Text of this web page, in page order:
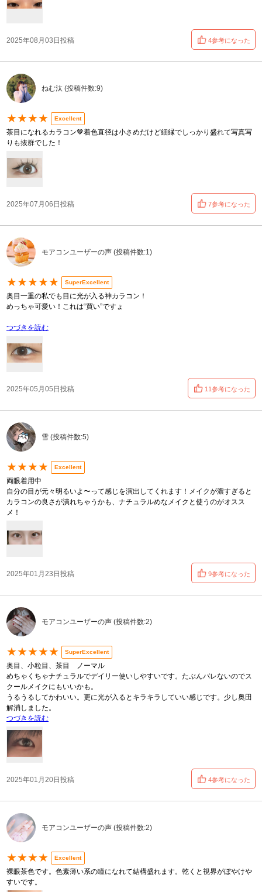
2025年08月03日投稿 4参考になった
ねむ汰 (投稿件数:9)
★★★★ Excellent
茶目になれるカラコン🤎着色直径は小さめだけど細縁でしっかり盛れて写真写
りも抜群でした！
2025年07月06日投稿 7参考になった
モアコンユーザーの声 (投稿件数:1)
★★★★★ SuperExcellent
奥目一重の私でも目に光が入る神カラコン！
めっちゃ可愛い！これは“買い”ですょ
つづきを読む
2025年05月05日投稿 11参考になった
雪 (投稿件数:5)
★★★★ Excellent
両眼着用中
自分の目が元々明るいよ〜って感じを演出してくれます！メイクが濃すぎると
カラコンの良さが潰れちゃうかも、ナチュラルめなメイクと使うのがオスス
メ！
2025年01月23日投稿 9参考になった
モアコンユーザーの声 (投稿件数:2)
★★★★★ SuperExcellent
奥目、小粒目、茶目 ノーマル
めちゃくちゃナチュラルでデイリー使いしやすいです。たぶんバレないのでス
クールメイクにもいいかも。
うるうるしてかわいい。更に光が入るとキラキラしていい感じです。少し奥田
解消しました。
つづきを読む
2025年01月20日投稿 4参考になった
モアコンユーザーの声 (投稿件数:2)
★★★★ Excellent
裸眼茶色です。色素薄い系の瞳になれて結構盛れます。乾くと視界がぼやけや
すいです。